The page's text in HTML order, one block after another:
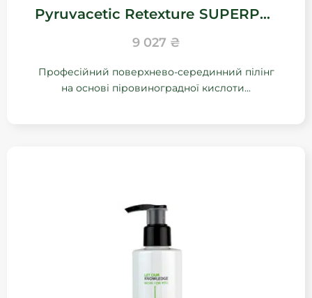
Pyruvacetic Retexturе SUPERPEEL 20%
9 027 ₴
Професійний поверхнево-серединний пілінг
на основі піровиноградної кислоти...